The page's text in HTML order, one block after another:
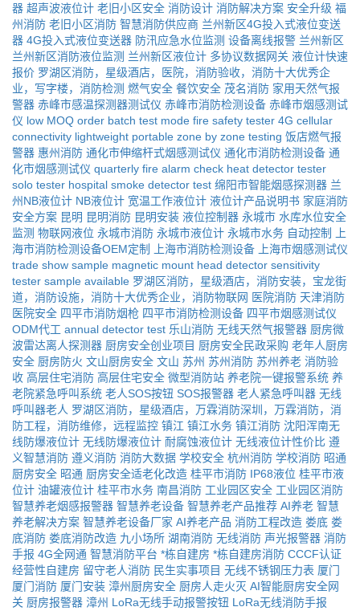
器 超声波液位计 老旧小区安全 消防设计 消防解决方案 安全升级 福
州消防 老旧小区消防 智慧消防供应商 兰州新区4G投入式液位变送
器 4G投入式液位变送器 防汛应急水位监测 设备离线报警 兰州新区
兰州新区消防液位监测 兰州新区液位计 多协议数据网关 液位计快速
报价 罗湖区消防，星级酒店，医院，消防验收，消防十大优秀企
业，写字楼，消防检测 燃气安全 餐饮安全 茂名消防 家用天然气报
警器 赤峰市感温探测器测试仪 赤峰市消防检测设备 赤峰市烟感测试
仪 low MOQ order batch test mode fire safety tester 4G cellular
connectivity lightweight portable zone by zone testing 饭店燃气报
警器 惠州消防 通化市伸缩杆式烟感测试仪 通化市消防检测设备 通
化市烟感测试仪 quarterly fire alarm check heat detector tester
solo tester hospital smoke detector test 绵阳市智能烟感探测器 兰
州NB液位计 NB液位计 宽温工作液位计 液位计产品说明书 家庭消防
安全方案 昆明 昆明消防 昆明安装 液位控制器 永城市 水库水位安全
监测 物联网液位 永城市消防 永城市液位计 永城市水务 自动控制
上
海市消防检测设备OEM定制
上海市消防检测设备
上海市烟感测试仪
trade show sample magnetic mount head detector sensitivity
tester sample available 罗湖区消防，星级酒店，消防安装，宝龙街
道，消防设施，消防十大优秀企业，消防物联网 医院消防 天津消防
医院安全 四平市消防烟枪 四平市消防检测设备 四平市烟感测试仪
ODM代工 annual detector test 乐山消防 无线天然气报警器 厨房微
波雷达离人探测器 厨房安全创业项目 厨房安全民政采购 老年人厨房
安全 厨房防火 文山厨房安全 文山 苏州 苏州消防 苏州养老 消防验
收 高层住宅消防 高层住宅安全 微型消防站 养老院一键报警系统 养
老院紧急呼叫系统 老人SOS按钮 SOS报警器 老人紧急呼叫器 无线
呼叫器老人 罗湖区消防，星级酒店，万霖消防深圳，万霖消防，消
防工程，消防维修，远程监控 镇江 镇江水务 镇江消防 沈阳浑南无
线防爆液位计 无线防爆液位计 耐腐蚀液位计 无线液位计性价比 遵
义智慧消防 遵义消防 消防大数据 学校安全 杭州消防 学校消防 昭通
厨房安全 昭通 厨房安全适老化改造 桂平市消防 IP68液位 桂平市液
位计 油罐液位计 桂平市水务 南昌消防 工业园区安全 工业园区消防
智慧养老烟感报警器 智慧养老设备 智慧养老产品推荐 AI养老 智慧
养老解决方案 智慧养老设备厂家 AI养老产品 消防工程改造 娄底 娄
底消防 娄底消防改造 九小场所 湖南消防 无线消防 声光报警器 消防
手报 4G全网通 智慧消防平台 *栋自建房 *栋自建房消防 CCCF认证
经营性自建房 留守老人消防 民生实事项目 无线不锈钢压力表 厦门
厦门消防 厦门安装 漳州厨房安全 厨房人走火灭 AI智能厨房安全网
关 厨房报警器 漳州 LoRa无线手动报警按钮 LoRa无线消防手报